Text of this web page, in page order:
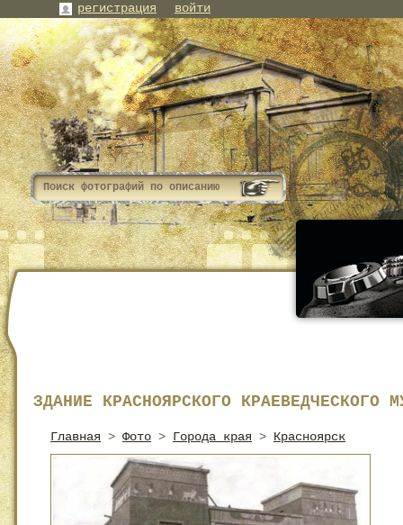
ЗДАНИЕ КРАСНОЯРСКОГО КРАЕВЕДЧЕСКОГО
Главная > Фото > Города края > Красноярск
регистрация войти